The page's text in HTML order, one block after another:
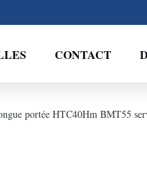
CONTACT
portée HTC40Hm BMT55